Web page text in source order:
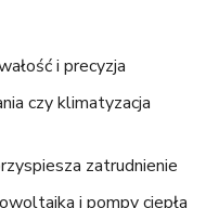
i precyzja
czy klimatyzacja
zatrudnienie
i pompy ciepła